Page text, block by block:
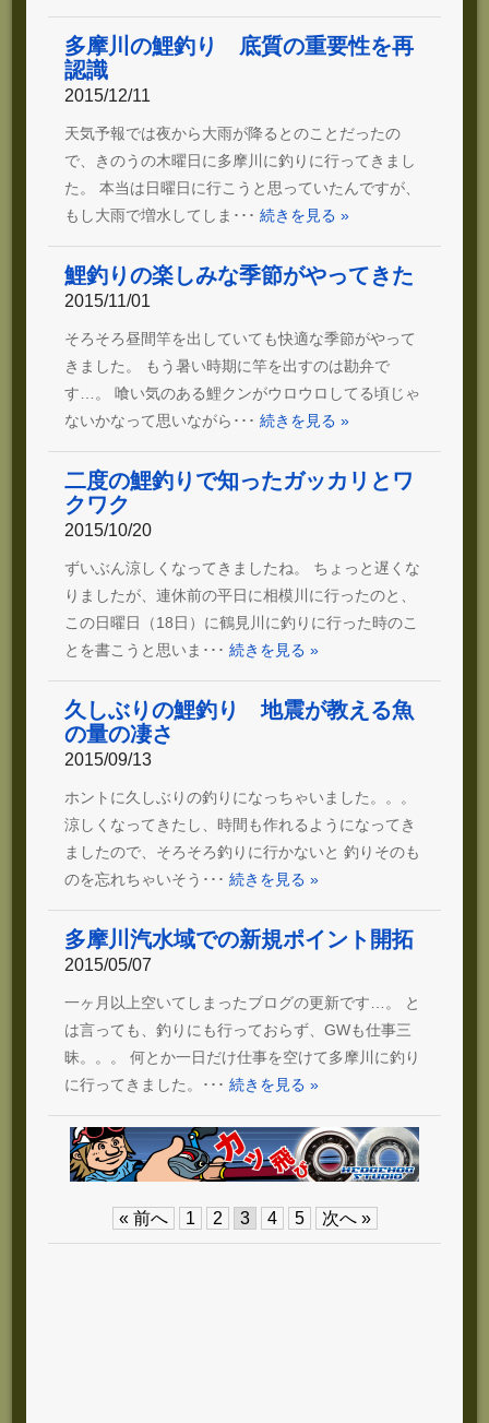
多摩川の鯉釣り 底質の重要性を再
認識
2015/12/11
天気予報では夜から大雨が降るとのことだったの
で、きのうの木曜日に多摩川に釣りに行ってきまし
た。 本当は日曜日に行こうと思っていたんですが、
もし大雨で増水してしま･･･ 続きを見る »
鯉釣りの楽しみな季節がやってきた
2015/11/01
そろそろ昼間竿を出していても快適な季節がやって
きました。 もう暑い時期に竿を出すのは勘弁で
す…。 喰い気のある鯉クンがウロウロしてる頃じゃ
ないかなって思いながら･･･ 続きを見る »
二度の鯉釣りで知ったガッカリとワ
クワク
2015/10/20
ずいぶん涼しくなってきましたね。 ちょっと遅くな
りましたが、連休前の平日に相模川に行ったのと、
この日曜日（18日）に鶴見川に釣りに行った時のこ
とを書こうと思いま･･･ 続きを見る »
久しぶりの鯉釣り 地震が教える魚
の量の凄さ
2015/09/13
ホントに久しぶりの釣りになっちゃいました。。。
涼しくなってきたし、時間も作れるようになってき
ましたので、そろそろ釣りに行かないと 釣りそのも
のを忘れちゃいそう･･･ 続きを見る »
多摩川汽水域での新規ポイント開拓
2015/05/07
一ヶ月以上空いてしまったブログの更新です…。 と
は言っても、釣りにも行っておらず、GWも仕事三
昧。。。 何とか一日だけ仕事を空けて多摩川に釣り
に行ってきました。･･･ 続きを見る »
« 前へ 1 2 3 4 5 次へ »